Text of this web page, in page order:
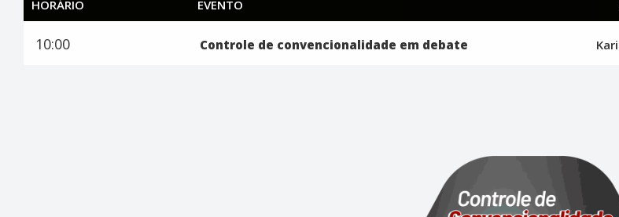
HORÁRIO EVENTO
10:00 Controle de convencionalidade em debate